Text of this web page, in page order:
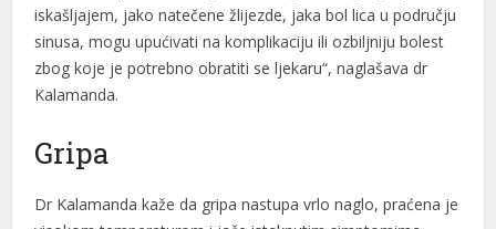
iskašljajem, jako natečene žlijezde, jaka bol lica u području
sinusa, mogu upućivati na komplikaciju ili ozbiljniju bolest
zbog koje je potrebno obratiti se ljekaru“, naglašava dr
Kalamanda.
Gripa
Dr Kalamanda kaže da gripa nastupa vrlo naglo, praćena je